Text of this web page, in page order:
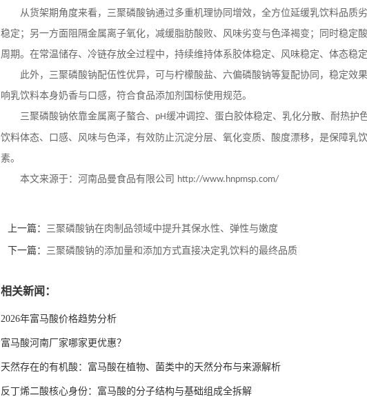
从货架期角度来看，三聚磷酸钠通过多重机理协同增效，全方位延缓乳饮料品质
稳定；另一方面阻隔金属离子氧化，减缓脂肪酸败、风味劣变与色泽褐变；同时稳定
周期。在常温储存、冷链存放全过程中，持续维持体系胶体稳定、风味稳定、体态稳
此外，三聚磷酸钠配伍性优异，可与柠檬酸盐、六偏磷酸钠等复配协同，稳定效
响乳饮料本身奶香与口感，符合食品添加剂国标使用规范。
三聚磷酸钠依靠金属离子螯合、 pH缓冲调控、蛋白胶体稳定、乳化分散、耐热护
饮料体态、口感、风味与色泽，有效防止沉淀分层、氧化变质、酸度漂移，是保障乳
素。
本文来源于：河南品曼食品有限公司 http://www.hnpmsp.com/
上一篇： 三聚磷酸钠在肉制品领域中提升其保水性、弹性与嫩度
下一篇： 三聚磷酸钠的添加量和添加方式直接决定乳饮料的最终品质
相关新闻：
2026年富马酸价格趋势分析
富马酸河南厂家哪家更优惠？
天然存在的有机酸：富马酸在植物、菌类中的天然分布与来源解析
反丁烯二酸核心身份：富马酸的分子结构与基础组成全拆解